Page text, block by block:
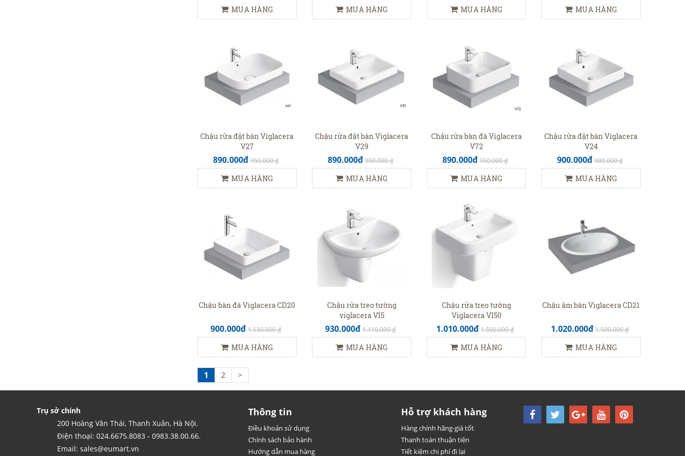
MUA HÀNG MUA HÀNG MUA HÀNG MUA HÀNG
Chậu rửa đặt bàn Viglacera
V27
890.000đ 950.000 ₫
MUA HÀNG
Chậu rửa đặt bàn Viglacera
V29
890.000đ 950.000 ₫
MUA HÀNG
Chậu rửa bàn đá Viglacera
V72
890.000đ 950.000 ₫
MUA HÀNG
Chậu rửa đặt bàn Viglacera
V24
900.000đ 900.000 ₫
MUA HÀNG
Chậu bàn đá Viglacera CD20
900.000đ 1.530.000 ₫
MUA HÀNG
Chậu rửa treo tường
viglacera VI5
930.000đ 1.110.000 ₫
MUA HÀNG
Chậu rửa treo tường
Viglacera VI50
1.010.000đ 1.500.000 ₫
MUA HÀNG
Chậu âm bàn Viglacera CD21
1.020.000đ 1.500.000 ₫
MUA HÀNG
1 2 >
Trụ sở chính
200 Hoàng Văn Thái, Thanh Xuân, Hà Nội.
Điện thoại: 024.6675.8083 - 0983.38.00.66.
Email: sales@eumart.vn
Thông tin
Điều khoản sử dụng
Chính sách bảo hành
Hướng dẫn mua hàng
Hỗ trợ khách hàng
Hàng chính hãng-giá tốt
Thanh toán thuận tiện
Tiết kiệm chi phí đi lại